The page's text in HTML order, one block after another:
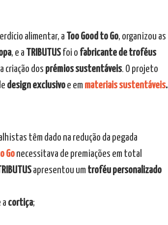
alimentar, a Too Good to Go, organizou as
, e a TRIBUTUSfoi o fabricante de troféus
criação dos prémios sustentáveis. O projeto
design exclusivoe em materiais sustentáveis.
têm dado na redução da pegada
Gonecessitava de premiações em total
TRIBUTUSapresentou um troféu personalizado
cortiça;